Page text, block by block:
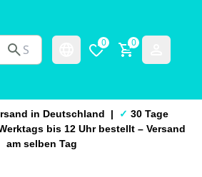
0 0
in Deutschland | ✓ 30 Tage
bis 12 Uhr bestellt – Versand
am selben Tag